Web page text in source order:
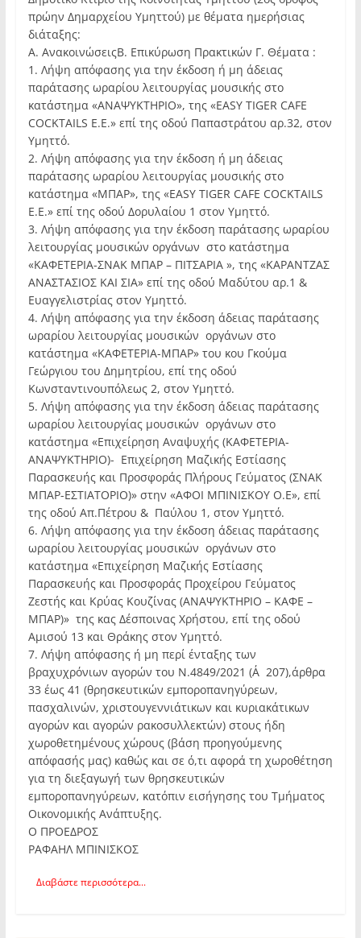
πρώην Δημαρχείου Υμηττού) με θέματα ημερήσιας
διάταξης:
Α. ΑνακοινώσειςΒ. Επικύρωση Πρακτικών Γ. Θέματα :
1. Λήψη απόφασης για την έκδοση ή μη άδειας
παράτασης ωραρίου λειτουργίας μουσικής στο
κατάστημα «ΑΝΑΨΥΚΤΗΡΙΟ», της «EASY TIGER CAFE
COCKTAILS E.E.» επί της οδού Παπαστράτου αρ.32, στον
Υμηττό.
2. Λήψη απόφασης για την έκδοση ή μη άδειας
παράτασης ωραρίου λειτουργίας μουσικής στο
κατάστημα «ΜΠΑΡ», της «EASY TIGER CAFE COCKTAILS
E.E.» επί της οδού Δορυλαίου 1 στον Υμηττό.
3. Λήψη απόφασης για την έκδοση παράτασης ωραρίου
λειτουργίας μουσικών οργάνων στο κατάστημα
«ΚΑΦΕΤΕΡΙΑ-ΣΝΑΚ ΜΠΑΡ – ΠΙΤΣΑΡΙΑ », της «ΚΑΡΑΝΤΖΑΣ
ΑΝΑΣΤΑΣΙΟΣ ΚΑΙ ΣΙΑ» επί της οδού Μαδύτου αρ.1 &
Ευαγγελιστρίας στον Υμηττό.
4. Λήψη απόφασης για την έκδοση άδειας παράτασης
ωραρίου λειτουργίας μουσικών οργάνων στο
κατάστημα «ΚΑΦΕΤΕΡΙΑ-ΜΠΑΡ» του κου Γκούμα
Γεώργιου του Δημητρίου, επί της οδού
Κωνσταντινουπόλεως 2, στον Υμηττό.
5. Λήψη απόφασης για την έκδοση άδειας παράτασης
ωραρίου λειτουργίας μουσικών οργάνων στο
κατάστημα «Επιχείρηση Αναψυχής (ΚΑΦΕΤΕΡΙΑ-
ΑΝΑΨΥΚΤΗΡΙΟ)- Επιχείρηση Μαζικής Εστίασης
Παρασκευής και Προσφοράς Πλήρους Γεύματος (ΣΝΑΚ
ΜΠΑΡ-ΕΣΤΙΑΤΟΡΙΟ)» στην «ΑΦΟΙ ΜΠΙΝΙΣΚΟΥ Ο.Ε», επί
της οδού Απ.Πέτρου & Παύλου 1, στον Υμηττό.
6. Λήψη απόφασης για την έκδοση άδειας παράτασης
ωραρίου λειτουργίας μουσικών οργάνων στο
κατάστημα «Επιχείρηση Μαζικής Εστίασης
Παρασκευής και Προσφοράς Προχείρου Γεύματος
Ζεστής και Κρύας Κουζίνας (ΑΝΑΨΥΚΤΗΡΙΟ – ΚΑΦΕ –
ΜΠΑΡ)» της κας Δέσποινας Χρήστου, επί της οδού
Αμισού 13 και Θράκης στον Υμηττό.
7. Λήψη απόφασης ή μη περί ένταξης των
βραχυχρόνιων αγορών του Ν.4849/2021 (Α΄207),άρθρα
33 έως 41 (θρησκευτικών εμποροπανηγύρεων,
πασχαλινών, χριστουγεννιάτικων και κυριακάτικων
αγορών και αγορών ρακοσυλλεκτών) στους ήδη
χωροθετημένους χώρους (βάση προηγούμενης
απόφασής μας) καθώς και σε ό,τι αφορά τη χωροθέτηση
για τη διεξαγωγή των θρησκευτικών
εμποροπανηγύρεων, κατόπιν εισήγησης του Τμήματος
Οικονομικής Ανάπτυξης.
Ο ΠΡΟΕΔΡΟΣ
ΡΑΦΑΗΛ ΜΠΙΝΙΣΚΟΣ
Διαβάστε περισσότερα...